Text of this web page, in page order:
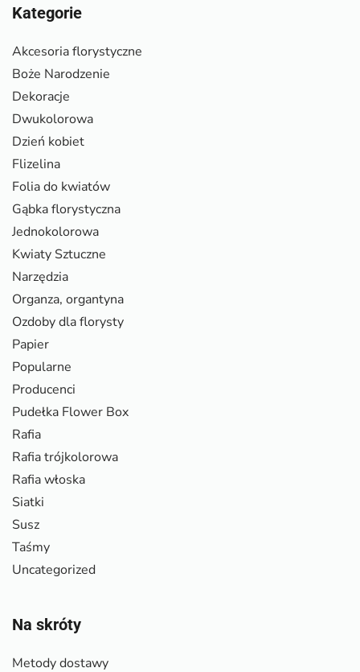
Kategorie
Akcesoria florystyczne
Boże Narodzenie
Dekoracje
Dwukolorowa
Dzień kobiet
Flizelina
Folia do kwiatów
Gąbka florystyczna
Jednokolorowa
Kwiaty Sztuczne
Narzędzia
Organza, organtyna
Ozdoby dla florysty
Papier
Popularne
Producenci
Pudełka Flower Box
Rafia
Rafia trójkolorowa
Rafia włoska
Siatki
Susz
Taśmy
Uncategorized
Na skróty
Metody dostawy